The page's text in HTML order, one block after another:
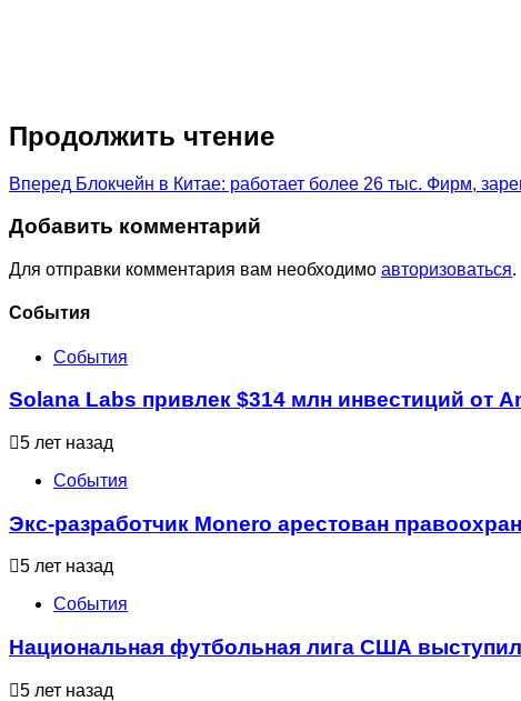
Продолжить чтение
Вперед Блокчейн в Китае: работает более 26 тыс. Фирм,
Добавить комментарий
Для отправки комментария вам необходимо авторизоваться.
Cобытия
События
Solana Labs привлек $314 млн инвестиций от
5 лет назад
События
Экс-разработчик Monero арестован
5 лет назад
События
Национальная футбольная лига США
5 лет назад